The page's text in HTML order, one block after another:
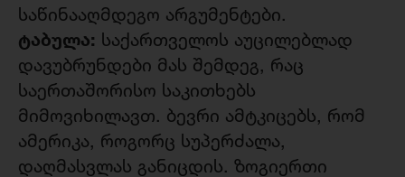
საწინააღმდეგო არგუმენტები.
ტაბულა: საქართველოს აუცილებლად
დავუბრუნდები მას შემდეგ, რაც
საერთაშორისო საკითხებს
მიმოვიხილავთ. ბევრი ამტკიცებს, რომ
ამერიკა, როგორც სუპერძალა,
დაღმასვლას განიცდის. ზოგიერთი